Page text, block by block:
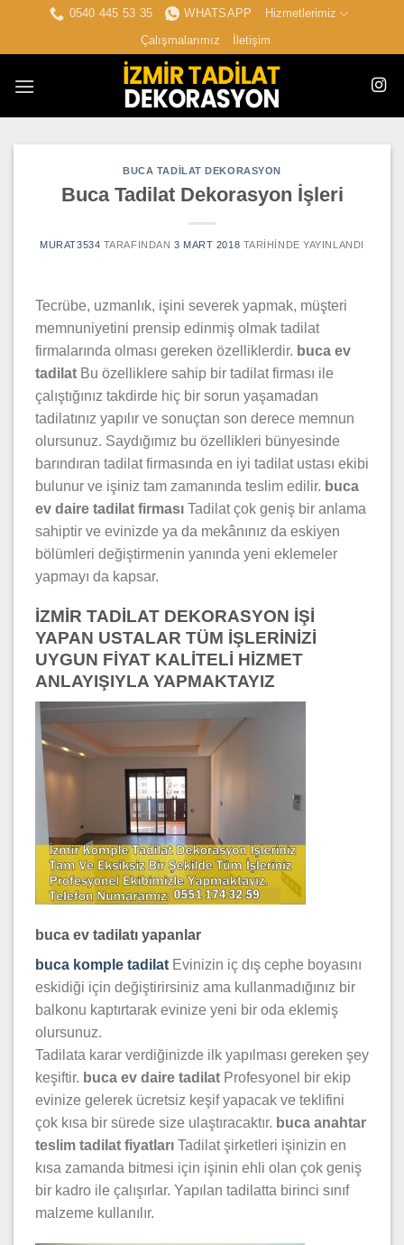
0540 445 53 35 WHATSAPP
Hizmetlerimiz
Çalışmalarımız
İletişim
BUCA TADILAT DEKORASYON
Buca Tadilat Dekorasyon İşleri
MURAT3534 TARAFINDAN 3 MART 2018 TARIHINDE YAYINLANDI
Tecrübe, uzmanlık, işini severek yapmak, müşteri
memnuniyetini prensip edinmiş olmak tadilat
firmalarında olması gereken özelliklerdir. buca ev
tadilat Bu özelliklere sahip bir tadilat firması ile
çalıştığınız takdirde hiç bir sorun yaşamadan
tadilatınız yapılır ve sonuçtan son derece memnun
olursunuz. Saydığımız bu özellikleri bünyesinde
barındıran tadilat firmasında en iyi tadilat ustası ekibi
bulunur ve işiniz tam zamanında teslim edilir. buca
ev daire tadilat firması Tadilat çok geniş bir anlama
sahiptir ve evinizde ya da mekânınız da eskiyen
bölümleri değiştirmenin yanında yeni eklemeler
yapmayı da kapsar.
İZMİR TADİLAT DEKORASYON İŞİ
YAPAN USTALAR TÜM İŞLERİNİZİ
UYGUN FİYAT KALİTELİ HİZMET
ANLAYIŞIYLA YAPMAKTAYIZ
buca ev tadilatı yapanlar
buca komple tadilat Evinizin iç dış cephe boyasını
eskidiği için değiştirirsiniz ama kullanmadığınız bir
balkonu kaptırtarak evinize yeni bir oda eklemiş
olursunuz.
Tadilata karar verdiğinizde ilk yapılması gereken şey
keşiftir. buca ev daire tadilat Profesyonel bir ekip
evinize gelerek ücretsiz keşif yapacak ve teklifini
çok kısa bir sürede size ulaştıracaktır. buca anahtar
teslim tadilat fiyatları Tadilat şirketleri işinizin en
kısa zamanda bitmesi için işinin ehli olan çok geniş
bir kadro ile çalışırlar. Yapılan tadilatta birinci sınıf
malzeme kullanılır.